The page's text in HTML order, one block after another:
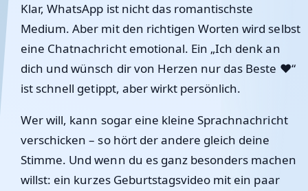
Klar, WhatsApp ist nicht das romantischste
Medium. Aber mit den richtigen Worten wird selbst
eine Chatnachricht emotional. Ein „Ich denk an
dich und wünsch dir von Herzen nur das Beste ❤️“
ist schnell getippt, aber wirkt persönlich.
Wer will, kann sogar eine kleine Sprachnachricht
verschicken – so hört der andere gleich deine
Stimme. Und wenn du es ganz besonders machen
willst: ein kurzes Geburtstagsvideo mit ein paar